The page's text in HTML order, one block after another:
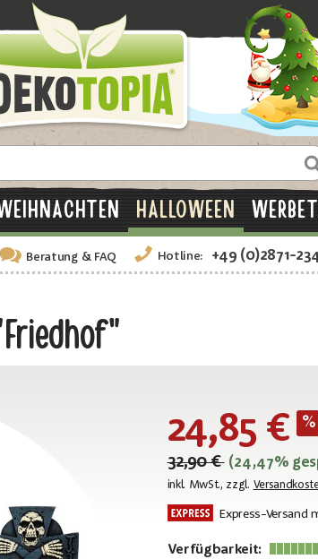
HALLOWEEN
Beratung& FAQ Hotline: +49 (0)2871-
24,85 €
32,90 € (24,47%
inkl. MwSt., zzgl.
Express-Versand
Verfügbarkeit: